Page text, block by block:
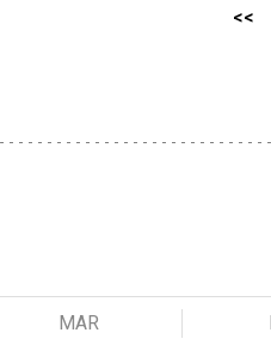
<<
MAR